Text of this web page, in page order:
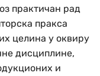
практичан рад
пракса
целина у оквиру
дисциплине,
и